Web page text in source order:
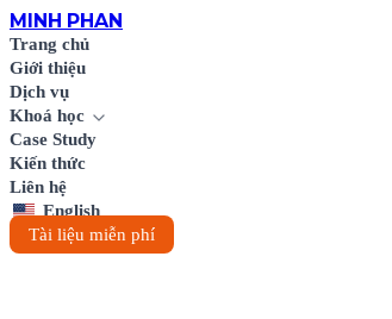
MINH PHAN
Trang chủ
Giới thiệu
Dịch vụ
Khoá học
Case Study
Kiến thức
Liên hệ
English
Tài liệu miễn phí